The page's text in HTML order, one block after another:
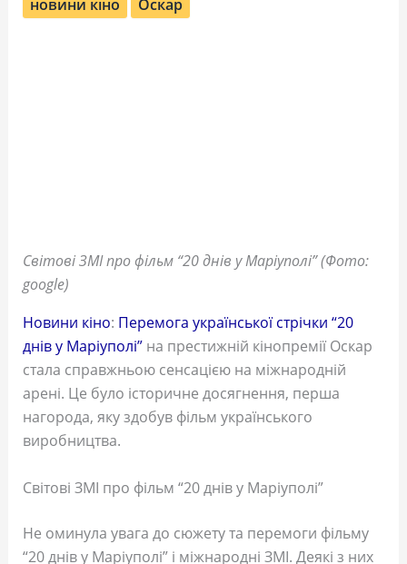
новини кіно Оскар
Світові ЗМІ про фільм “20 днів у Маріуполі” (Фото:
google)
Новини кіно: Перемога української стрічки “20
днів у Маріуполі”на престижній кінопремії Оскар
стала справжньою сенсацією на міжнародній
арені. Це було історичне досягнення, перша
нагорода, яку здобув фільм українського
виробництва.
Світові ЗМІ про фільм “20 днів у Маріуполі”
Не оминула увага до сюжету та перемоги фільму
“20 днів у Маріуполі” і міжнародні ЗМІ. Деякі з них